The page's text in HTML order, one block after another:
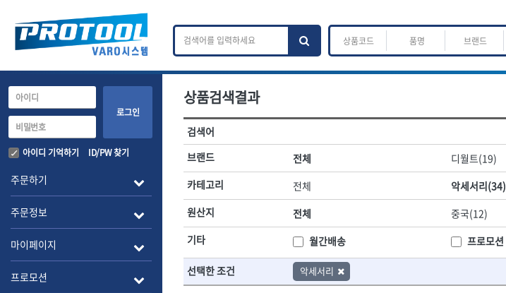
작업공구.종합공구
소켓,렌치,드라이버
- 소켓
- 세미롱소켓
- 엑스트라롱소켓
- 임팩소켓
- 임팩세미롱소켓
- 임팩롱소켓
- 유니버셜소켓
배관.전동.에어.운반
배관공구.장비
- 파이프렌치
- 스트랩락파이프핸들
- 파이프커터
- 튜빙커터
- 밴더
- 동파이프확관기
- 파이프나사산가공기
산업.안전.웰딩.계절
산업, 생활용품
- 나사고정제
- 윤활방청제
- 설치형가림막
- 전선릴
전체 ㄷ ㄹ
A
E F J R S T
전체
1-DAY ACE POWER
BHS(영창망치)
CP CROWN
로그인
아이디 기억하기 ID/PW 찾기
주문하기
주문정보
마이페이지
프로모션
상품검색결과
검색어
브랜드
전체 디월트(19)
카테고리
전체
악세서리(34)
원산지
전체 중국(12)
기타
월간배송 프로모션
선택한 조건 악세서리